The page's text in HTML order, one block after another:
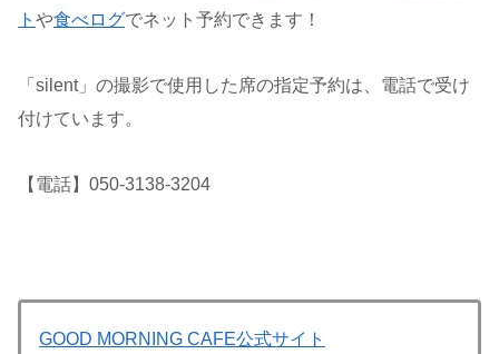
ト や食べログでネット予約できます！
「silent」の撮影で使用した席の指定予約は、電話で受け
付けています。
【電話】050-3138-3204
GOOD MORNING CAFE公式サイト